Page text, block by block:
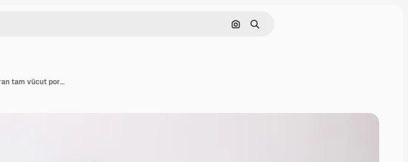
Görüntüyle ara
Aramak
Takım elbiseli bir iş adamının izole beyaz duvarda ayakta duran tam vücut portresi